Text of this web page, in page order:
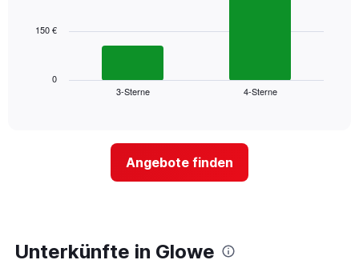
X-
Hotelkategorien
die
Das
zeigt
Tagen,
aggregiert
3-Sterne 4-Sterne
0
150 €
Angebote finden
Unterkünfte in Glowe